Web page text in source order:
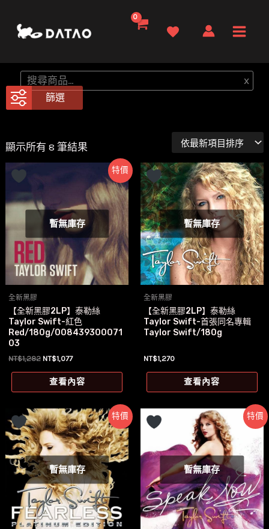
要
內
Menu
搜
尋
x
篩選
顯示所有 8 筆結果
新
目
排
序
特價
暫無庫存
全新黑膠
【全新黑膠2LP】泰勒絲
Taylor Swift-紅色
Red/180g/008439300071
03
NT$1,282 原
價
格：
NT$1,077目
價
格：
查看內容
暫無庫存
全新黑膠
【全新黑膠2LP】泰勒絲
Taylor Swift-首張同名專輯
Taylor Swift/180g
NT$1,270
查看內容
特價
暫無庫存
特價
暫無庫存